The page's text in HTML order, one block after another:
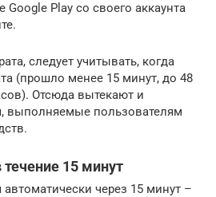
Play со своего аккаунта
следует учитывать, когда
(прошло менее 15 минут, до 48
Отсюда вытекают и
выполняемые пользователям
15 минут
через 15 минут –